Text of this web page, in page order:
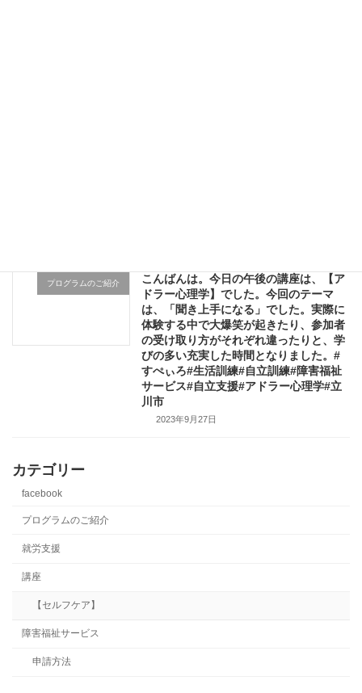
プログラムのご紹介
こんばんは。今日の午後の講座は、【ア
ドラー心理学】でした。今回のテーマ
は、「聞き上手になる」でした。実際に
体験する中で大爆笑が起きたり、参加者
の受け取り方がそれぞれ違ったりと、学
びの多い充実した時間となりました。#
すぺぃろ#生活訓練#自立訓練#障害福祉
サービス#自立支援#アドラー心理学#立
川市
2023年9月27日
カテゴリー
facebook
プログラムのご紹介
就労支援
講座
【セルフケア】
障害福祉サービス
申請方法